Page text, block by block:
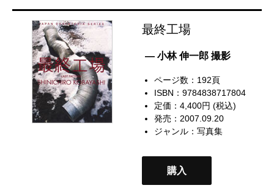
最終工場
— 小林 伸一郎 撮影
ページ数：192頁
ISBN：9784838717804
定価：4,400円 (税込)
発売：2007.09.20
ジャンル：写真集
購入